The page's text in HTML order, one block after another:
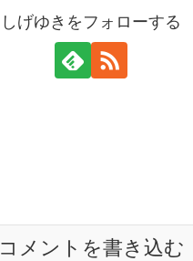
しげゆきをフォローする
コメントを書き込む